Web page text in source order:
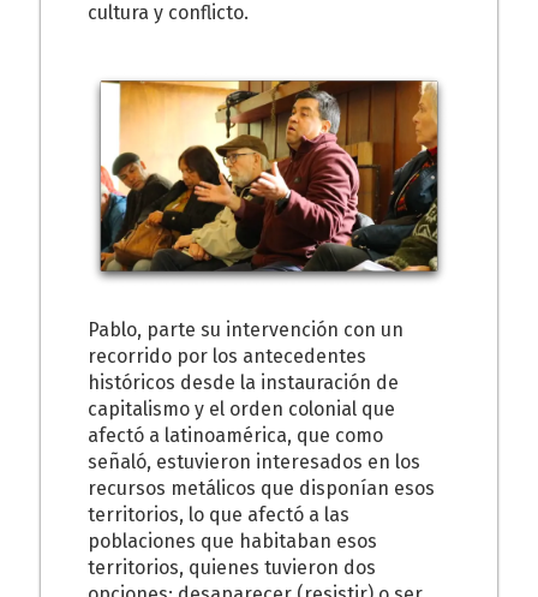
cultura y conflicto.
Pablo, parte su intervención con un
recorrido por los antecedentes
históricos desde la instauración de
capitalismo y el orden colonial que
afectó a latinoamérica, que como
señaló, estuvieron interesados en los
recursos metálicos que disponían esos
territorios, lo que afectó a las
poblaciones que habitaban esos
territorios, quienes tuvieron dos